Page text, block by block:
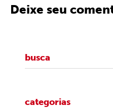
Deixe seu
categorias